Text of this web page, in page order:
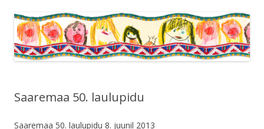
Saaremaa 50. laulupidu
Saaremaa 50. laulupidu 8. juunil 2013